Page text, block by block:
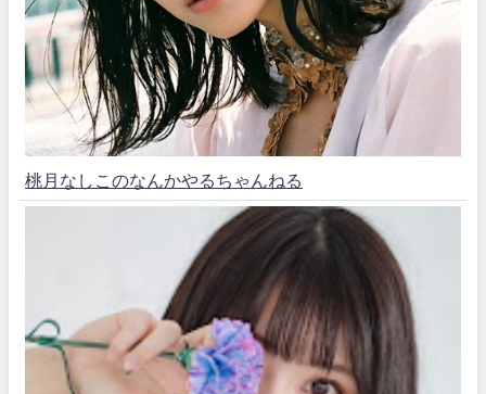
桃月なしこのなんかやるちゃんねる